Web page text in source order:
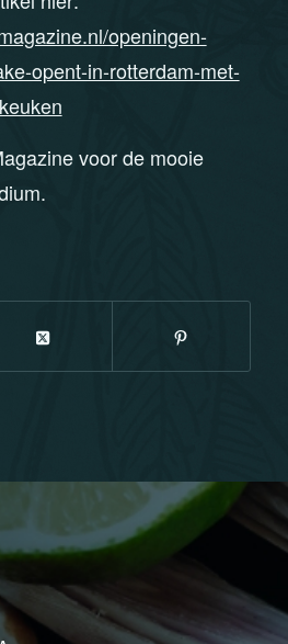
openingen-
opent-in-rotterdam-met-
voor de mooie